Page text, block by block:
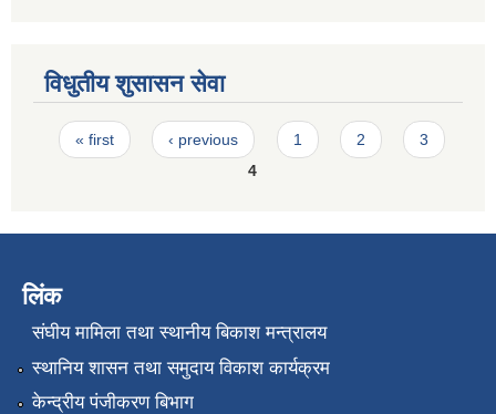
विधुतीय शुसासन सेवा
Pages
« first ‹ previous 1 2
3
4
लिंक
संघीय मामिला तथा स्थानीय बिकाश मन्त्रालय
स्थानिय शासन तथा समुदाय विकाश कार्यक्रम
केन्द्रीय पंजीकरण बिभाग